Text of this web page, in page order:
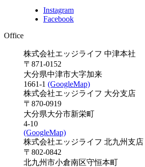
Instagram
Facebook
Office
株式会社エッジライフ 中津本社
〒871-0152
大分県中津市大字加来
1661-1 (GoogleMap)
株式会社エッジライフ 大分支店
〒870-0919
大分県大分市新栄町
4-10
(GoogleMap)
株式会社エッジライフ 北九州支店
〒802-0842
北九州市小倉南区守恒本町